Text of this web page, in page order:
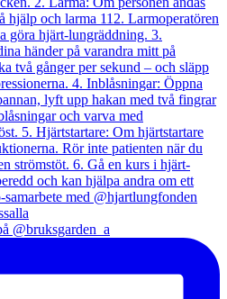
@bruksgarden_a